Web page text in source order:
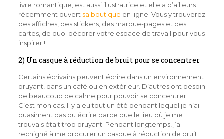
livre romantique, est aussi illustratrice et elle a d’ailleurs
récemment ouvert sa boutique en ligne. Vous y trouverez
des affiches, des stickers, des marque-pages et des
cartes, de quoi décorer votre espace de travail pour vous
inspirer !
2) Un casque à réduction de bruit pour se concentrer
Certains écrivains peuvent écrire dans un environnement
bruyant, dans un café ou en extérieur. D’autres ont besoin
de beaucoup de calme pour pouvoir se concentrer.
C’est mon cas. Il y a eu tout un été pendant lequel je n’ai
quasiment pas pu écrire parce que le lieu où je me
trouvais était trop bruyant. Pendant longtemps, j’ai
rechigné à me procurer un casque à réduction de bruit